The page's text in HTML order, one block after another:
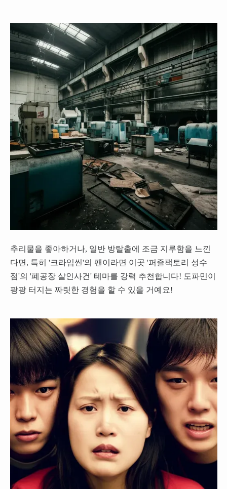
추리물을 좋아하거나, 일반 방탈출에 조금 지루함을 느낀
다면, 특히 '크라임씬'의 팬이라면 이곳 '퍼즐팩토리 성수
점'의 '폐공장 살인사건' 테마를 강력 추천합니다! 도파민이
팡팡 터지는 짜릿한 경험을 할 수 있을 거예요!